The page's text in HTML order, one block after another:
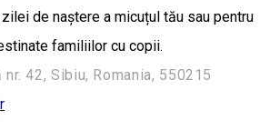
de naștere a micuțul tău sau pentru
familiilor cu copii.
42, Sibiu, Romania, 550215